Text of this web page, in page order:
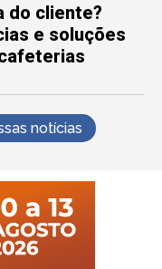
do cliente?
e soluções
notícias